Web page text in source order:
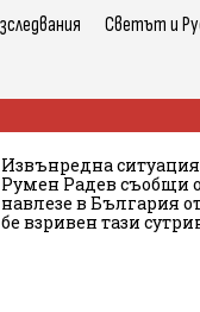
Светът и
Извънредна
Румен Радев съобщи
навлезе в България
бе взривен тази